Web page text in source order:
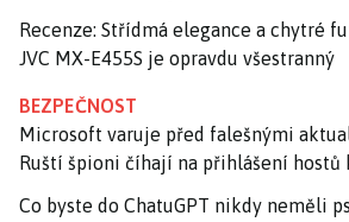
Recenze: Střídmá elegance a chytré
JVC MX-E455S je opravdu všestranný
BEZPEČNOST
Microsoft varuje před falešnými
Ruští špioni číhají na přihlášení hostů
Co byste do ChatuGPT nikdy neměli